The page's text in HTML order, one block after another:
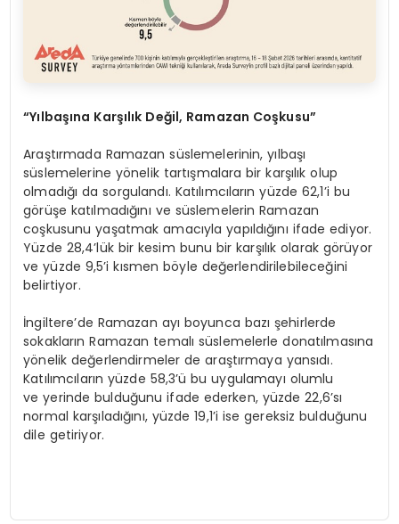
“Yılbaşına Karşılık Değil, Ramazan Coşkusu”
Araştırmada Ramazan süslemelerinin, yılbaşı
süslemelerine yönelik tartışmalara bir karşılık olup
olmadığı da sorgulandı. Katılımcıların yüzde 62,1’i bu
görüşe katılmadığını ve süslemelerin Ramazan
coşkusunu yaşatmak amacıyla yapıldığını ifade ediyor.
Yüzde 28,4’lük bir kesim bunu bir karşılık olarak görüyor
ve yüzde 9,5’i kısmen böyle değerlendirilebileceğini
belirtiyor.
İngiltere’de Ramazan ayı boyunca bazı şehirlerde
sokakların Ramazan temalı süslemelerle donatılmasına
yönelik değerlendirmeler de araştırmaya yansıdı.
Katılımcıların yüzde 58,3’ü bu uygulamayı olumlu
ve yerinde bulduğunu ifade ederken, yüzde 22,6’sı
normal karşıladığını, yüzde 19,1’i ise gereksiz bulduğunu
dile getiriyor.